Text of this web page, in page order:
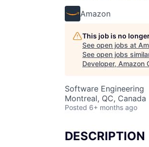
Amazon
This job is no
See open jobs at
See open jobs
Developer, Amazon
Software Engineering
Montreal, QC, Canada
Posted 6+ months ago
DESCRIPTION